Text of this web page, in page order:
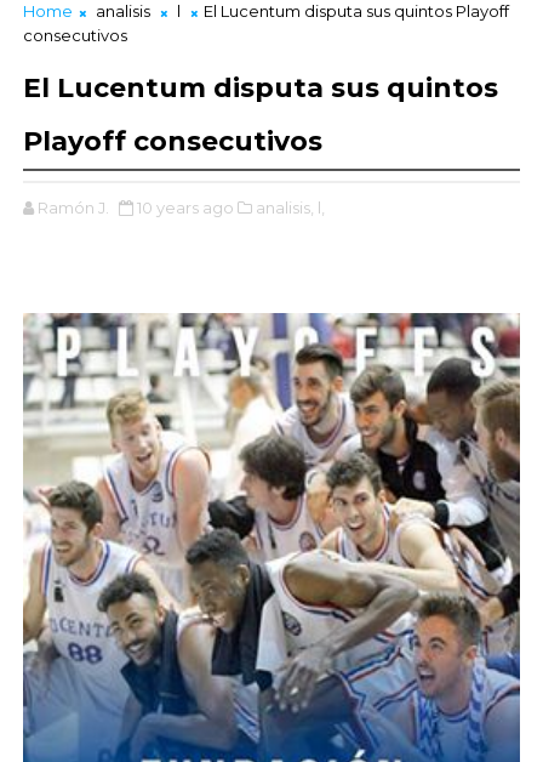
Home analisis l
El Lucentum disputa sus quintos Playoff
consecutivos
El Lucentum disputa sus quintos
Playoff consecutivos
Ramón J. 10 years ago analisis, l,